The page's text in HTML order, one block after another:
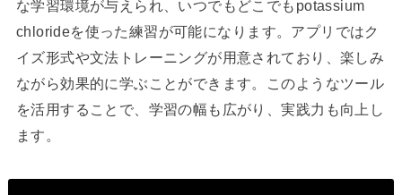
な学習環境が与えられ、いつでもどこでもpotassium
chlorideを使った練習が可能になります。アプリではク
イズ形式や文法トレーニングが用意されており、楽しみ
ながら効果的に学ぶことができます。このようなツール
を活用することで、学習の幅も広がり、実践力も向上し
ます。